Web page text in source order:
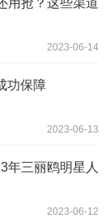
2023-06-14
功保障
2023-06-13
年三丽鸥明星人
2023-06-12